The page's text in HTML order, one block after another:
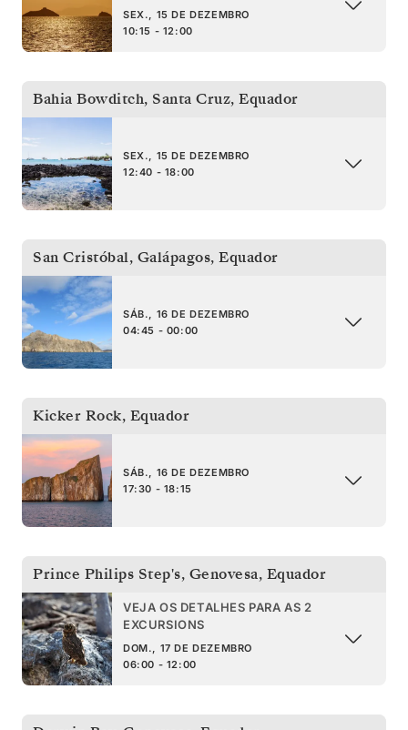
SEX., 15 DE DEZEMBRO
10:15 - 12:00
Bahia Bowditch, Santa Cruz, Equador
SEX., 15 DE DEZEMBRO
12:40 - 18:00
San Cristóbal, Galápagos, Equador
SÁB., 16 DE DEZEMBRO
04:45 - 00:00
Kicker Rock, Equador
SÁB., 16 DE DEZEMBRO
17:30 - 18:15
Prince Philips Step's, Genovesa, Equador
VEJA OS DETALHES PARA AS 2
EXCURSIONS
DOM., 17 DE DEZEMBRO
06:00 - 12:00